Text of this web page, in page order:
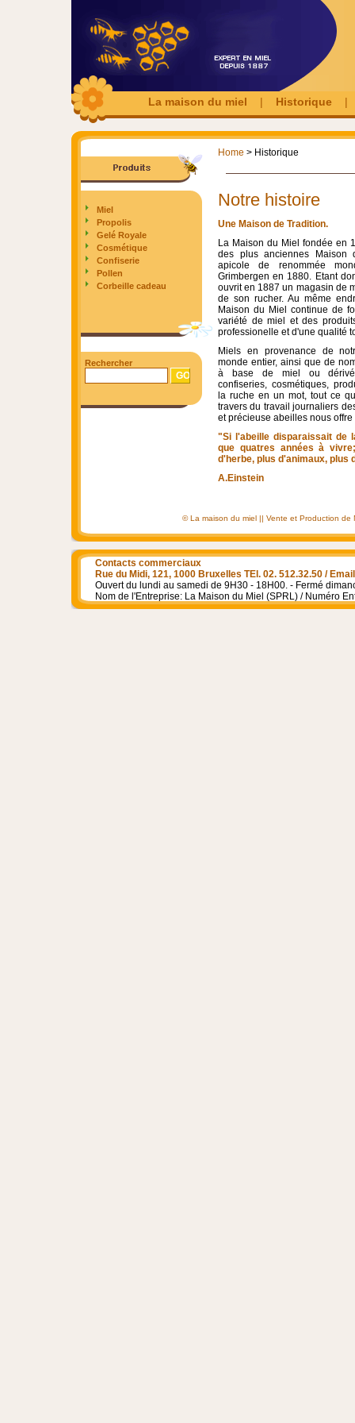
La maison du miel | Historique
Miel
Propolis
Gelé Royale
Cosmétique
Confiserie
Pollen
Corbeille cadeau
Rechercher
Home > Historique
Notre histoire
Une Maison de Tradition.
La Maison du Miel fondée en
des plus anciennes Maison
apicole de renommée
Grimbergen en 1880. Etant
ouvrit en 1887 un magasin de
de son rucher. Au même
Maison du Miel continue de
variété de miel et des
professionelle et d'une qualité
Miels en provenance de
monde entier, ainsi que de
à base de miel ou
confiseries, cosmétiques,
la ruche en un mot, tout ce
travers du travail journaliers
et précieuse abeilles nous
"Si l'abeille disparaissait de
que quatres années à
d'herbe, plus d'animaux, plus
A.Einstein
© La maison du miel || Vente et Production de
Contacts commerciaux
Rue du Midi, 121, 1000 Bruxelles TEl. 02. 512.32.50 /
Ouvert du lundi au samedi de 9H30 - 18H00. - Fermé
Nom de l'Entreprise: La Maison du Miel (SPRL) / Numéro